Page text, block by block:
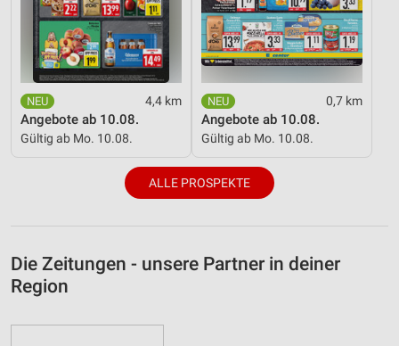
4,4 km
Angebote ab 10.08.
Gültig ab Mo. 10.08.
0,7 km
Angebote ab 10.08.
Gültig ab Mo. 10.08.
ALLE PROSPEKTE
Die Zeitungen - unsere Partner in deiner
Region